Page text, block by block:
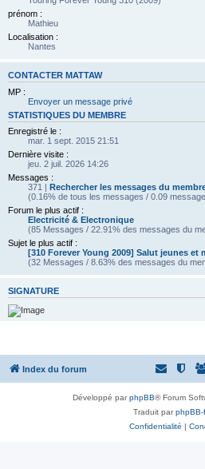
prénom :
Mathieu
Localisation :
Nantes
CONTACTER MATTAW
MP :
Envoyer un message privé
STATISTIQUES DU MEMBRE
Enregistré le :
mar. 1 sept. 2015 21:51
Dernière visite :
jeu. 2 juil. 2026 14:26
Messages :
371 | Rechercher les messages du
(0.16% de tous les messages / 0.09
Forum le plus actif :
Electricité & Electronique
(85 Messages / 22.91% des messages du
Sujet le plus actif :
[310 Forever Young 2009] Salut jeunes et
(32 Messages / 8.63% des messages du
SIGNATURE
Index du forum
Développé parphpBB® Forum
Traduit parphpBB-
Confidentialité |